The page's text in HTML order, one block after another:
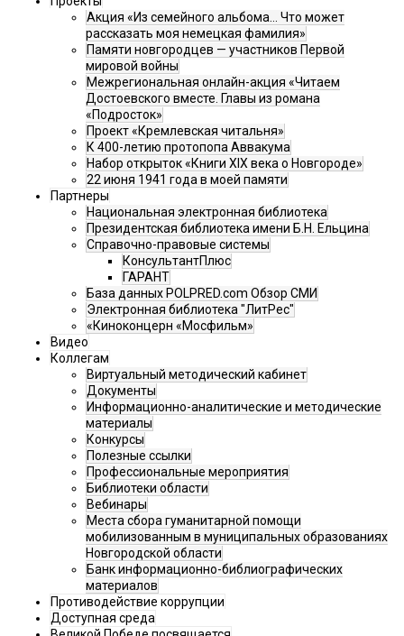
Акция «Из семейного альбома... Что может
рассказать моя немецкая фамилия»
Памяти новгородцев — участников Первой
мировой войны
Межрегиональная онлайн-акция «Читаем
Достоевского вместе. Главы из романа
«Подросток»
Проект «Кремлевская читальня»
К 400-летию протопопа Аввакума
Набор открыток «Книги XIX века о Новгороде»
22 июня 1941 года в моей памяти
Партнеры
Национальная электронная библиотека
Президентская библиотека имени Б.Н. Ельцина
Справочно-правовые системы
КонсультантПлюс
ГАРАНТ
База данных POLPRED.com Обзор СМИ
Электронная библиотека "ЛитРес"
«Киноконцерн «Мосфильм»
Видео
Коллегам
Виртуальный методический кабинет
Документы
Информационно-аналитические и методические
материалы
Конкурсы
Полезные ссылки
Профессиональные мероприятия
Библиотеки области
Вебинары
Места сбора гуманитарной помощи
мобилизованным в муниципальных образованиях
Новгородской области
Банк информационно-библиографических
материалов
Противодействие коррупции
Доступная среда